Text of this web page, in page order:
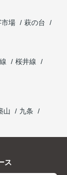
市場
萩の台
桜井線
山
九条
ス